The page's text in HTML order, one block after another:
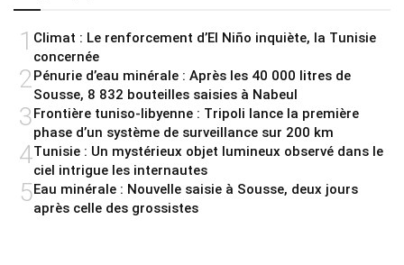
1 Climat : Le renforcement d’El Niño inquiète, la Tunisie
concernée
2 Pénurie d’eau minérale : Après les 40 000 litres de
Sousse, 8 832 bouteilles saisies à Nabeul
3Frontière tuniso-libyenne : Tripoli lance la première
phase d’un système de surveillance sur 200 km
4Tunisie : Un mystérieux objet lumineux observé dans le
ciel intrigue les internautes
5Eau minérale : Nouvelle saisie à Sousse, deux jours
après celle des grossistes